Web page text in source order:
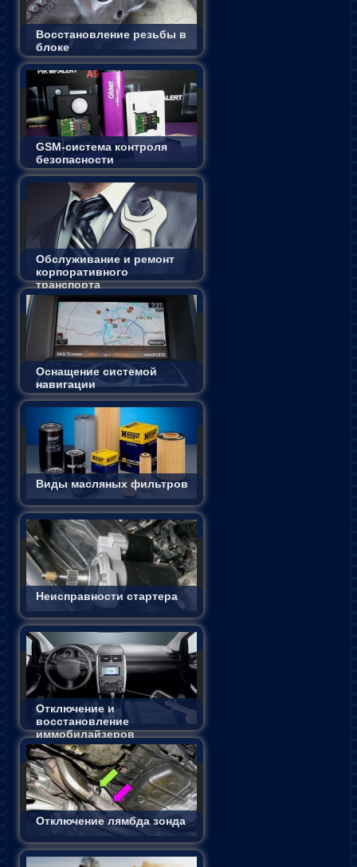
Восстановление резьбы в
блоке
GSM-система контроля
безопасности
Обслуживание и ремонт
корпоративного
транспорта
Оснащение системой
навигации
Виды масляных фильтров
Неисправности стартера
Отключение и
восстановление
иммобилайзеров
Отключение лямбда зонда